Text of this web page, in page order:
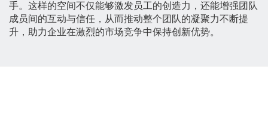
手。这样的空间不仅能够激发员工的创造力，还能增强团队
成员间的互动与信任，从而推动整个团队的凝聚力不断提
升，助力企业在激烈的市场竞争中保持创新优势。